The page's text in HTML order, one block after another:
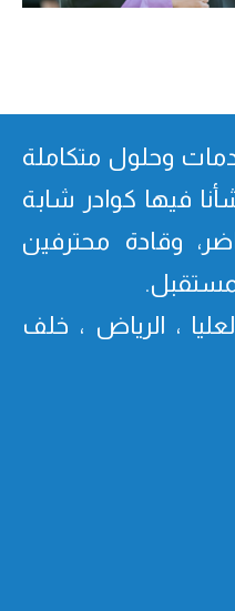
وحلول متكاملة
فیھا كوادر شابة
وقادة محترفین
، الرياض ، خلف